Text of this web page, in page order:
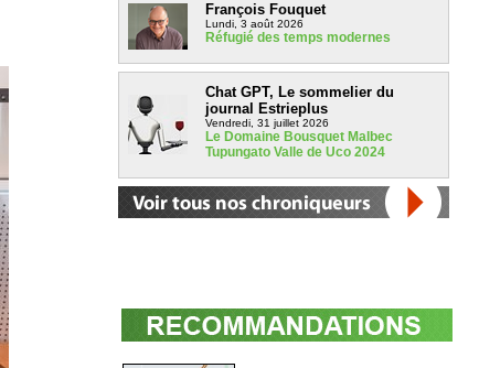
François Fouquet
Lundi, 3 août 2026
Réfugié des temps modernes
Chat GPT, Le sommelier du
journal Estrieplus
Vendredi, 31 juillet 2026
Le Domaine Bousquet Malbec
Tupungato Valle de Uco 2024